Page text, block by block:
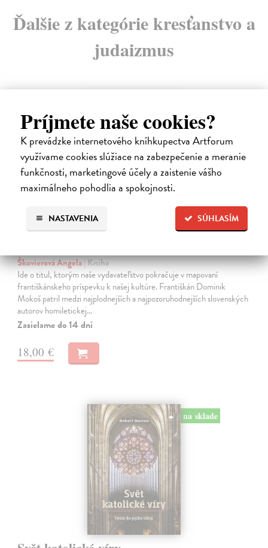
Príjmete naše cookies?
K prevádzke internetového kníhkupectva Artforum
využívame cookies slúžiace na zabezpečenie a meranie
funkčnosti, marketingové účely a zaistenie vášho
maximálneho pohodlia a spokojnosti.
SÚHLASÍM
NASTAVENIA
Ďalšie z kategórie kresťanstvo a
judaizmus
Dominik Mokoš OFM (1718-1776) a jeho
Škovierová Angela| Kniha
Ide o titul, ktorým naše vydavateľstvo pokračuje v mapovaní
františkánskeho príspevku k našej kultúre. Františkán Dominik
Mokoš patril medzi najplodnejších a najpozoruhodnejších slovenských
autorov homiletickej…
Zasielame do 14 dní
18,00 €
na sklade